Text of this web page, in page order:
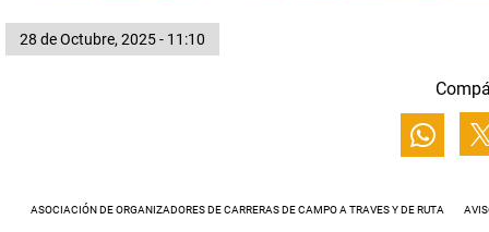
28 de Octubre, 2025 - 11:10
ASOCIACIÓN DE ORGANIZADORES DE CARRERAS DE CAMPO A TRAVES Y DE RUTA